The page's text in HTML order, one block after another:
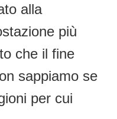
alla
più
che il fine
sappiamo se
per cui